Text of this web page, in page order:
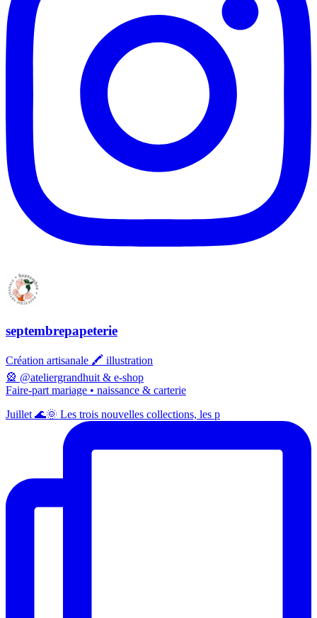
septembrepapeterie
Création artisanale 🖍️ illustration
🎡 @ateliergrandhuit & e-shop
Faire-part mariage • naissance & carterie
Juillet 🌊🌞 Les trois nouvelles collections, les p